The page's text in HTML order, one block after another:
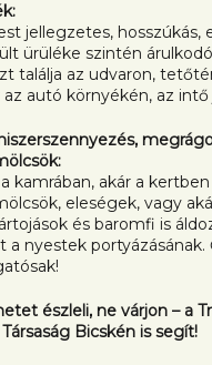
jellegzetes, hosszúkás,
ürüléke szintén
találja az udvaron,
autó környékén, az intő
kamrában, akár a
eleségek, vagy
és baromfi is
a nyestek portyázásának.
észleli, ne várjon – a
Társaság Bicskén is segít!